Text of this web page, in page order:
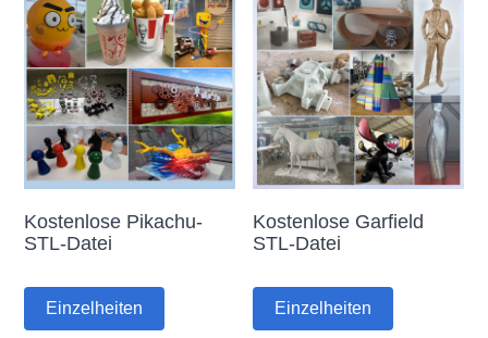
Kostenlose Pikachu-
STL-Datei
Einzelheiten
Kostenlose Garfield
STL-Datei
Einzelheiten